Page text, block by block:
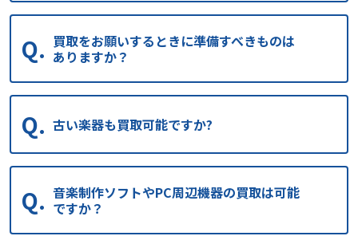
買取をお願いするときに準備すべきものは
ありますか？
古い楽器も買取可能ですか?
音楽制作ソフトやPC周辺機器の買取は可能
ですか？